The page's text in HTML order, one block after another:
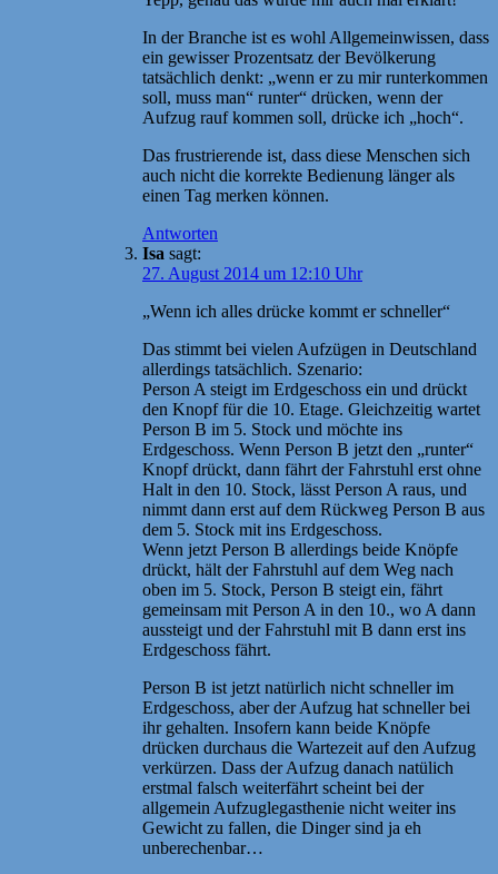
In der Branche ist es wohl Allgemeinwissen, dass
ein gewisser Prozentsatz der Bevölkerung
tatsächlich denkt: „wenn er zu mir runterkommen
soll, muss man“ runter“ drücken, wenn der
Aufzug rauf kommen soll, drücke ich „hoch“.
Das frustrierende ist, dass diese Menschen sich
auch nicht die korrekte Bedienung länger als
einen Tag merken können.
Antworten
Isa sagt:
27. August 2014 um 12:10 Uhr
„Wenn ich alles drücke kommt er schneller“
Das stimmt bei vielen Aufzügen in Deutschland
allerdings tatsächlich. Szenario:
Person A steigt im Erdgeschoss ein und drückt
den Knopf für die 10. Etage. Gleichzeitig wartet
Person B im 5. Stock und möchte ins
Erdgeschoss. Wenn Person B jetzt den „runter“
Knopf drückt, dann fährt der Fahrstuhl erst ohne
Halt in den 10. Stock, lässt Person A raus, und
nimmt dann erst auf dem Rückweg Person B aus
dem 5. Stock mit ins Erdgeschoss.
Wenn jetzt Person B allerdings beide Knöpfe
drückt, hält der Fahrstuhl auf dem Weg nach
oben im 5. Stock, Person B steigt ein, fährt
gemeinsam mit Person A in den 10., wo A dann
aussteigt und der Fahrstuhl mit B dann erst ins
Erdgeschoss fährt.
Person B ist jetzt natürlich nicht schneller im
Erdgeschoss, aber der Aufzug hat schneller bei
ihr gehalten. Insofern kann beide Knöpfe
drücken durchaus die Wartezeit auf den Aufzug
verkürzen. Dass der Aufzug danach natülich
erstmal falsch weiterfährt scheint bei der
allgemein Aufzuglegasthenie nicht weiter ins
Gewicht zu fallen, die Dinger sind ja eh
unberechenbar…